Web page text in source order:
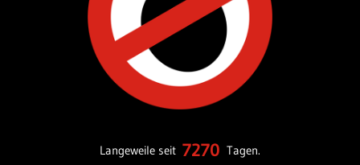
Langeweile seit 7270 Tagen.